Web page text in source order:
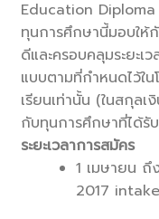
Education Diploma
ทุนการศึกษานี้มอบให้
ดีและครอบคลุมระยะเ
แบบตามที่กำหนดไว้ใ
เรียนเท่านั้น (ในสกุลเ
กับทุนการศึกษาที่ได้รับ
ระยะเวลาการสมัคร
1 เมษายน
2017